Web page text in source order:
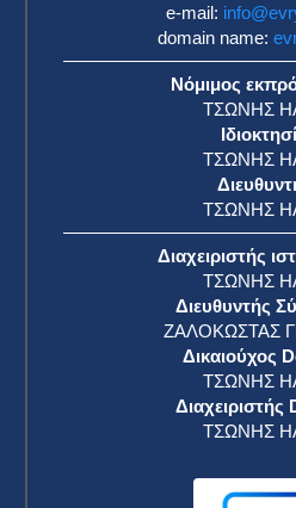
e-mail:
domain name:
Νόμιμος
ΤΣΩΝΗΣ
ΤΣΩΝΗΣ
ΤΣΩΝΗΣ
Διαχειριστής
ΤΣΩΝΗΣ
Διευθυντής
ΖΑΛΟΚΩΣΤΑΣ
Δικαιούχος
ΤΣΩΝΗΣ
Διαχειριστής
ΤΣΩΝΗΣ